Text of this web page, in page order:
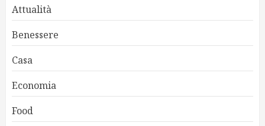
Attualità
Benessere
Casa
Economia
Food